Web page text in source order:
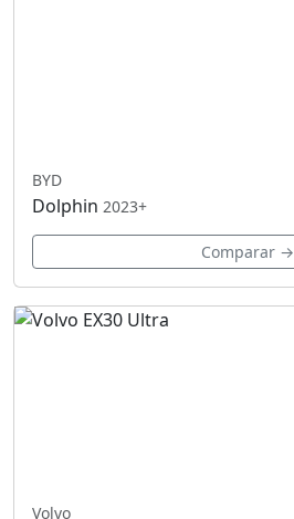
BYD
Dolphin 2023+
Comparar →
Volvo